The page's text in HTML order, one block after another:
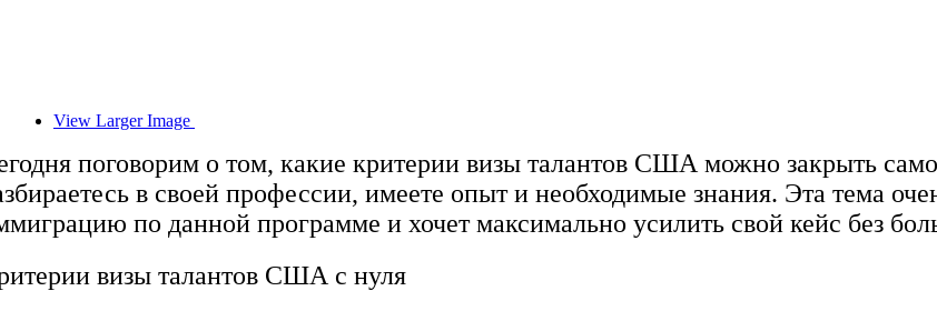
View Larger Image
поговорим о том, какие критерии визы талантов США можно закрыть
в своей профессии, имеете опыт и необходимые знания. Эта тема
по данной программе и хочет максимально усилить свой кейс без
визы талантов США с нуля